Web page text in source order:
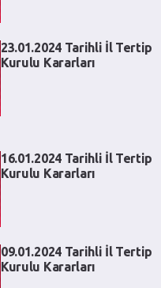
23.01.2024 Tarihli İl Tertip
Kurulu Kararları
16.01.2024 Tarihli İl Tertip
Kurulu Kararları
09.01.2024 Tarihli İl Tertip
Kurulu Kararları